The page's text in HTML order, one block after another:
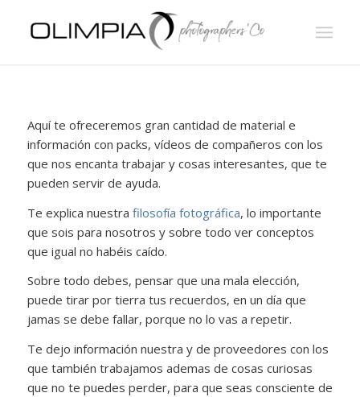
Aquí te ofreceremos gran cantidad de material e
información con packs, vídeos de compañeros con los
que nos encanta trabajar y cosas interesantes, que te
pueden servir de ayuda.
Te explica nuestra filosofía fotográfica, lo importante
que sois para nosotros y sobre todo ver conceptos
que igual no habéis caído.
Sobre todo debes, pensar que una mala elección,
puede tirar por tierra tus recuerdos, en un día que
jamas se debe fallar, porque no lo vas a repetir.
Te dejo información nuestra y de proveedores con los
que también trabajamos ademas de cosas curiosas
que no te puedes perder, para que seas consciente de